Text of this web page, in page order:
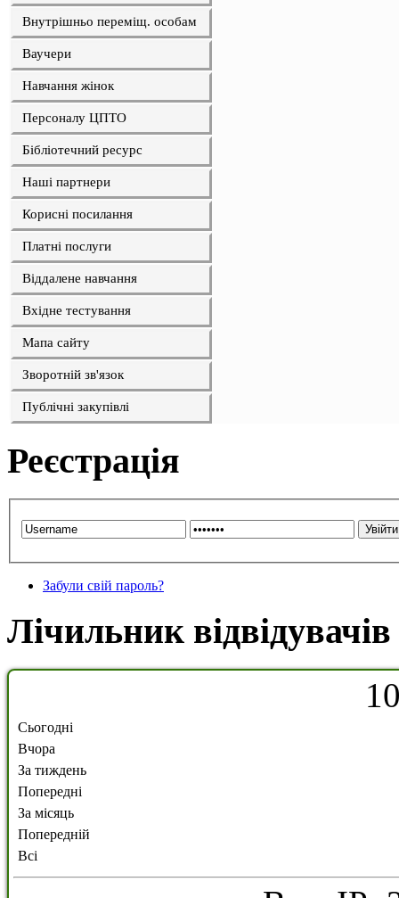
Внутрішньо переміщ. особам
Ваучери
Навчання жінок
Персоналу ЦПТО
Бібліотечний ресурс
Наші партнери
Корисні посилання
Платні послуги
Віддалене навчання
Вхідне тестування
Мапа сайту
Зворотній зв'язок
Публічні закупівлі
Реєстрація
Забули свій пароль?
Лічильник відвідувачів
1
Сьогодні
Вчора
За тиждень
Попередні
За місяць
Попередній
Всі